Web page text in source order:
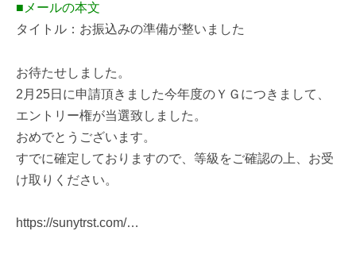
■メールの本文
タイトル：お振込みの準備が整いました
お待たせしました。
2月25日に申請頂きました今年度のＹＧにつきまして、
エントリー権が当選致しました。
おめでとうございます。
すでに確定しておりますので、等級をご確認の上、お受
け取りください。
https://sunytrst.com/…